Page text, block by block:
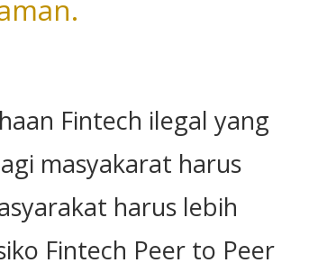
Fintech ilegal yang
masyakarat harus
harus lebih
Fintech Peer to Peer